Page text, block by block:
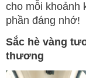
cho mỗi khoảnh
phần đáng nhớ!
Sắc hè vàng
thương